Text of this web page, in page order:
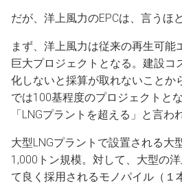
だが、洋上風力のEPCは、言うほ
まず、洋上風力は従来の再生可能
巨大プロジェクトとなる。建設コ
化しないと採算が取れないことか
では100基程度のプロジェクトと
「LNGプラントを超える」と言わ
大型LNGプラントで設置される大
1,000トン規模。対して、大型の
て良く採用されるモノパイル（１